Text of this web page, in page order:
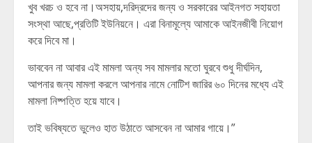
খুব খরচ ও হবে না।অসহায়,দরিদ্রদের জন্য ও সরকারের আইনগত সহায়তা
সংস্থা আছে,প্রতিটি ইউনিয়নে। এরা বিনামূল্যে আমাকে আইনজীবী নিয়োগ
করে দিবে মা।
ভাববেন না আবার এই মামলা অন্য সব মামলার মতো ঘুরবে শুধু দীর্ঘদিন,
আপনার জন্য মামলা করলে আপনার নামে নোটিশ জারির ৬০ দিনের মধ্যে এই
মামলা নিষ্পত্তি হয়ে যাবে।
তাই ভবিষ্যতে ভুলেও হাত উঠাতে আসবেন না আমার গায়ে।”